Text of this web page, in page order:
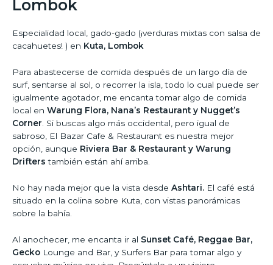
Lombok
Especialidad local, gado-gado (¡verduras mixtas con salsa de
cacahuetes! ) en Kuta, Lombok
Para abastecerse de comida después de un largo día de
surf, sentarse al sol, o recorrer la isla, todo lo cual puede ser
igualmente agotador, me encanta tomar algo de comida
local en Warung Flora, Nana’s Restaurant y Nugget’s
Corner. Si buscas algo más occidental, pero igual de
sabroso, El Bazar Cafe & Restaurant es nuestra mejor
opción, aunque Riviera Bar & Restaurant y Warung
Drifters también están ahí arriba.
No hay nada mejor que la vista desde Ashtari. El café está
situado en la colina sobre Kuta, con vistas panorámicas
sobre la bahía.
Al anochecer, me encanta ir al Sunset Café, Reggae Bar,
Gecko Lounge and Bar, y Surfers Bar para tomar algo y